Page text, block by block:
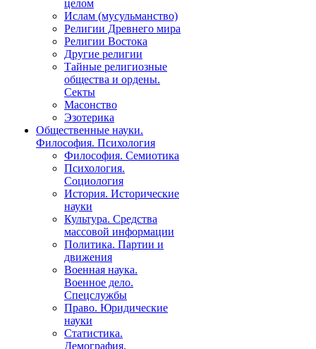
целом
Ислам (мусульманство)
Религии Древнего мира
Религии Востока
Другие религии
Тайные религиозные
общества и ордены.
Секты
Масонство
Эзотерика
Общественные науки.
Философия. Психология
Философия. Семиотика
Психология.
Социология
История. Исторические
науки
Культура. Средства
массовой информации
Политика. Партии и
движения
Военная наука.
Военное дело.
Спецслужбы
Право. Юридические
науки
Статистика.
Демография.